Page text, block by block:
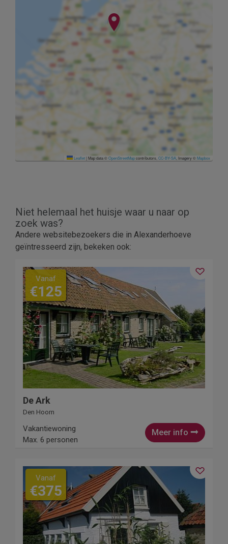
Leaflet|Map data ©OpenStreetMapcontributors,CC-BY-SA, Imagery ©Mapbox
Niet helemaal het huisje waar u naar op
zoek was?
Andere websitebezoekers die in Alexanderhoeve
geïntresseerd zijn, bekeken ook:
Vanaf
€125
De Ark
Den Hoorn
Meer info
Vakantiewoning
Max. 6 personen
Vanaf
€375